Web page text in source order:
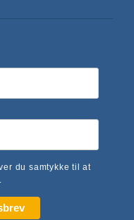
du samtykke til at